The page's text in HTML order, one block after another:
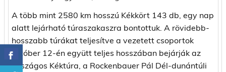
A több mint 2580 km hosszú Kékkört 143 db, egy nap
alatt lejárható túraszakaszra bontottuk. A rövidebb-
hosszabb túrákat teljesítve a vezetett csoportok
október 12-én együtt teljes hosszában bejárják az
Országos Kéktúra, a Rockenbauer Pál Dél-dunántúli